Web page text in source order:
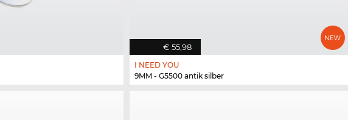
€ 55,98
I NEED YOU
9MM - G5500 antik silber